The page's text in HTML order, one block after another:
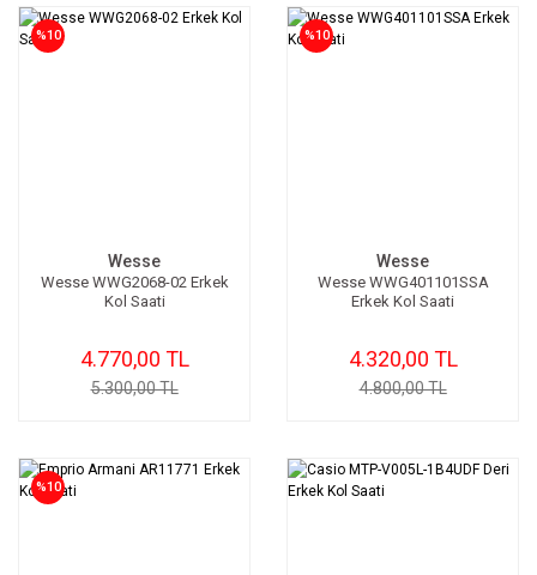
%10
Wesse
Wesse WWG2068-02 Erkek
Kol Saati
4.770,00 TL
5.300,00 TL
%10
Wesse
Wesse WWG401101SSA
Erkek Kol Saati
4.320,00 TL
4.800,00 TL
%10